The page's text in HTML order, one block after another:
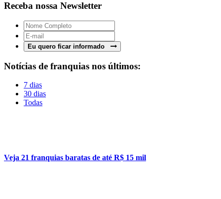
Receba nossa Newsletter
Eu quero ficar informado
Notícias de franquias nos últimos:
7 dias
30 dias
Todas
Veja 21 franquias baratas de até R$ 15 mil